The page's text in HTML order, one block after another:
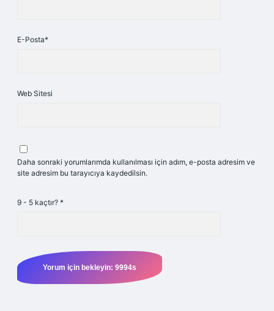
E-Posta*
Web Sitesi
Daha sonraki yorumlarımda kullanılması için adım, e-posta adresim ve
site adresim bu tarayıcıya kaydedilsin.
9 - 5 kaçtır? *